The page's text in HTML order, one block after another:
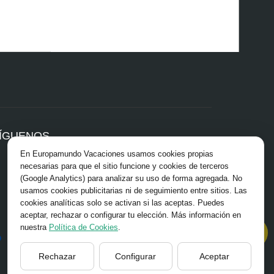
Facebook
X/Twitter
Blog
Instagram
TikTok
Youtube
En Europamundo Vacaciones usamos cookies propias
necesarias para que el sitio funcione y cookies de terceros
(Google Analytics) para analizar su uso de forma agregada. No
usamos cookies publicitarias ni de seguimiento entre sitios. Las
cookies analíticas solo se activan si las aceptas. Puedes
aceptar, rechazar o configurar tu elección. Más información en
nuestra Política de Cookies.
Rechazar Configurar Aceptar